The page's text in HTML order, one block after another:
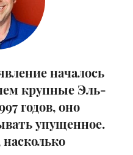
началось
крупные Эль-
годов, оно
упущенное.